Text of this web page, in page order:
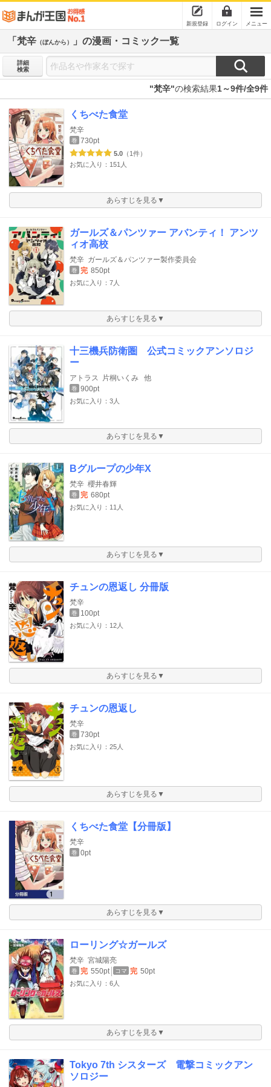
新規登録 ログイン メニュー
「梵辛 （ぼんから） 」の漫画・コミック一覧
詳細
検索
"梵辛"の検索結果1～9件/全9件
くちべた食堂
梵辛
巻 730pt
5.0 （1件）
お気に入り：151人
あらすじを見る▼
ガールズ＆パンツァー アバンティ！ アンツ
ィオ高校
梵辛 ガールズ＆パンツァー製作委員会
巻 完 850pt
お気に入り：7人
あらすじを見る▼
十三機兵防衛圏 公式コミックアンソロジ
ー
アトラス 片桐いくみ 他
巻 900pt
お気に入り：3人
あらすじを見る▼
Bグループの少年X
梵辛 櫻井春輝
巻 完 680pt
お気に入り：11人
あらすじを見る▼
チュンの恩返し 分冊版
梵辛
巻 100pt
お気に入り：12人
あらすじを見る▼
チュンの恩返し
梵辛
巻 730pt
お気に入り：25人
あらすじを見る▼
くちべた食堂【分冊版】
梵辛
巻 0pt
あらすじを見る▼
ローリング☆ガールズ
梵辛 宮城陽亮
巻 完 550pt コマ 完 50pt
お気に入り：6人
あらすじを見る▼
Tokyo 7th シスターズ 電撃コミックアン
ソロジー